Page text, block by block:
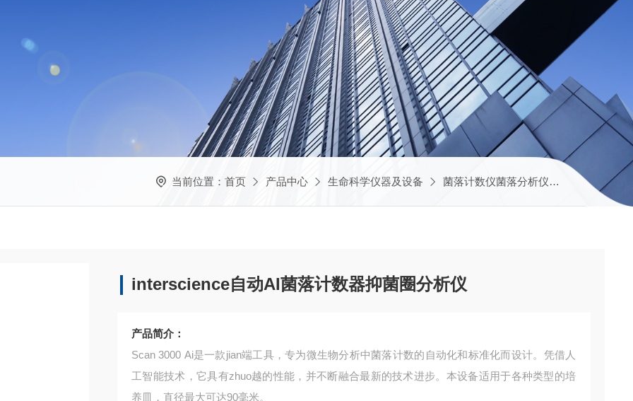
当前位置： 首页 产品中心 生命科学仪器及设备 菌落计数仪菌落分析仪 scan 3000
interscience自动AI菌落计数器抑菌圈分析仪
产品简介：
Scan 3000 Ai是一款jian端工具，专为微生物分析中菌落计数的自动化和标准化而设计。凭借人
工智能技术，它具有zhuo越的性能，并不断融合最新的技术进步。本设备适用于各种类型的培
养皿，直径最大可达90毫米。